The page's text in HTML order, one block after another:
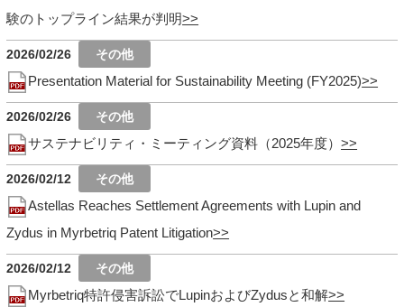
験のトップライン結果が判明
2026/02/26
Presentation Material for Sustainability Meeting (FY2025)
2026/02/26
サステナビリティ・ミーティング資料（2025年度）
2026/02/12
Astellas Reaches Settlement Agreements with Lupin and
Zydus in Myrbetriq Patent Litigation
2026/02/12
Myrbetriq特許侵害訴訟でLupinおよびZydusと和解